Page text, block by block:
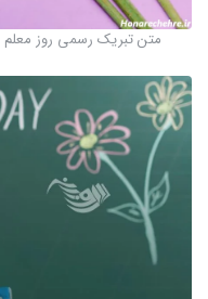
متن تبریک رسمی روز معلم